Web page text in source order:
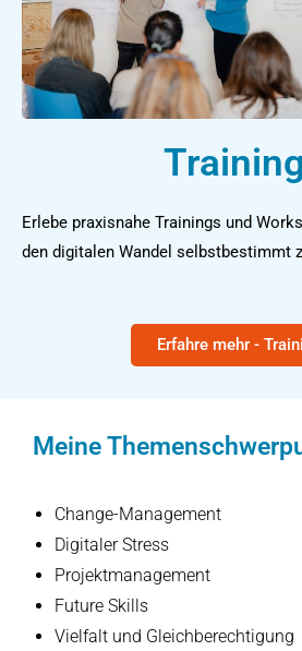
Erlebe praxisnahe Trainings und
den digitalen Wandel selbstbestimmt
Erfahre mehr -
Meine
Change-Management
Digitaler Stress
Projektmanagement
Future Skills
Vielfalt und Gleichberechtigung